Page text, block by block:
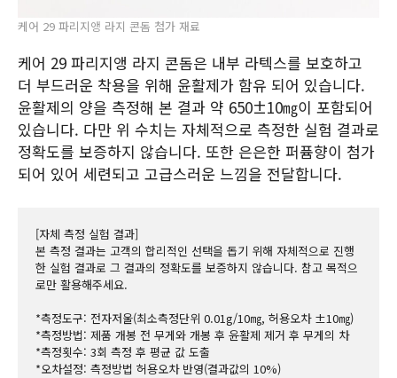
케어 29 파리지앵 라지 콘돔 첨가 재료
케어 29 파리지앵 라지 콘돔은 내부 라텍스를 보호하고
더 부드러운 착용을 위해 윤활제가 함유 되어 있습니다.
윤활제의 양을 측정해 본 결과 약 650±10㎎이 포함되어
있습니다. 다만 위 수치는 자체적으로 측정한 실험 결과로
정확도를 보증하지 않습니다. 또한 은은한 퍼퓸향이 첨가
되어 있어 세련되고 고급스러운 느낌을 전달합니다.
[자체 측정 실험 결과]
본 측정 결과는 고객의 합리적인 선택을 돕기 위해 자체적으로 진행
한 실험 결과로 그 결과의 정확도를 보증하지 않습니다. 참고 목적으
로만 활용해주세요.
*측정도구: 전자저울(최소측정단위 0.01g/10㎎, 허용오차 ±10㎎)
*측정방법: 제품 개봉 전 무게와 개봉 후 윤활제 제거 후 무게의 차
*측정횟수: 3회 측정 후 평균 값 도출
*오차설정: 측정방법 허용오차 반영(결과값의 10%)